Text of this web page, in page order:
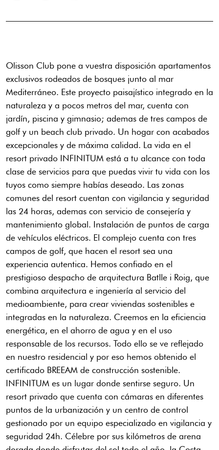
Olisson Club pone a vuestra disposición apartamentos
exclusivos rodeados de bosques junto al mar
Mediterráneo. Este proyecto paisajístico integrado en la
naturaleza y a pocos metros del mar, cuenta con
jardín, piscina y gimnasio; ademas de tres campos de
golf y un beach club privado. Un hogar con acabados
excepcionales y de máxima calidad. La vida en el
resort privado INFINITUM está a tu alcance con toda
clase de servicios para que puedas vivir tu vida con los
tuyos como siempre habías deseado. Las zonas
comunes del resort cuentan con vigilancia y seguridad
las 24 horas, ademas con servicio de consejería y
mantenimiento global. Instalación de puntos de carga
de vehículos eléctricos. El complejo cuenta con tres
campos de golf, que hacen el resort sea una
experiencia autentica. Hemos confiado en el
prestigioso despacho de arquitectura Batlle i Roig, que
combina arquitectura e ingeniería al servicio del
medioambiente, para crear viviendas sostenibles e
integradas en la naturaleza. Creemos en la eficiencia
energética, en el ahorro de agua y en el uso
responsable de los recursos. Todo ello se ve reflejado
en nuestro residencial y por eso hemos obtenido el
certificado BREEAM de construcción sostenible.
INFINITUM es un lugar donde sentirse seguro. Un
resort privado que cuenta con cámaras en diferentes
puntos de la urbanización y un centro de control
gestionado por un equipo especializado en vigilancia y
seguridad 24h. Célebre por sus kilómetros de arena